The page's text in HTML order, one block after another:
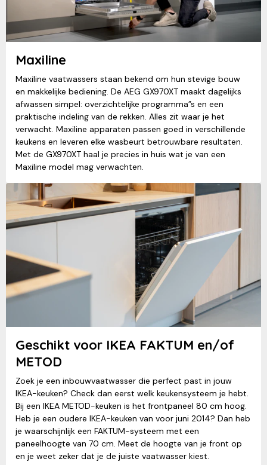
Maxiline
Maxiline vaatwassers staan bekend om hun stevige bouw
en makkelijke bediening. De AEG GX970XT maakt dagelijks
afwassen simpel: overzichtelijke programma”s en een
praktische indeling van de rekken. Alles zit waar je het
verwacht. Maxiline apparaten passen goed in verschillende
keukens en leveren elke wasbeurt betrouwbare resultaten.
Met de GX970XT haal je precies in huis wat je van een
Maxiline model mag verwachten.
Geschikt voor IKEA FAKTUM en/of
METOD
Zoek je een inbouwvaatwasser die perfect past in jouw
IKEA-keuken? Check dan eerst welk keukensysteem je hebt.
Bij een IKEA METOD-keuken is het frontpaneel 80 cm hoog.
Heb je een oudere IKEA-keuken van voor juni 2014? Dan heb
je waarschijnlijk een FAKTUM-systeem met een
paneelhoogte van 70 cm. Meet de hoogte van je front op
en je weet zeker dat je de juiste vaatwasser kiest.